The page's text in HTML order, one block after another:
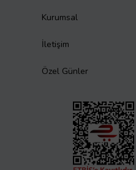
Kurumsal
İletişim
Özel Günler